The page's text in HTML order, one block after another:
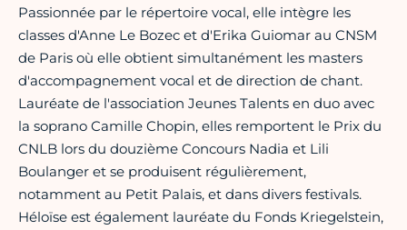
Passionnée par le répertoire vocal, elle intègre les
classes d'Anne Le Bozec et d'Erika Guiomar au CNSM
de Paris où elle obtient simultanément les masters
d'accompagnement vocal et de direction de chant.
Lauréate de l'association Jeunes Talents en duo avec
la soprano Camille Chopin, elles remportent le Prix du
CNLB lors du douzième Concours Nadia et Lili
Boulanger et se produisent régulièrement,
notamment au Petit Palais, et dans divers festivals.
Héloïse est également lauréate du Fonds Kriegelstein,